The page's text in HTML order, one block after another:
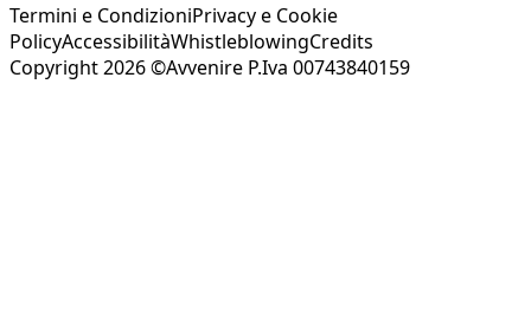
Termini e CondizioniPrivacy e Cookie
PolicyAccessibilitàWhistleblowingCredits
Copyright 2026 ©Avvenire P.Iva 00743840159